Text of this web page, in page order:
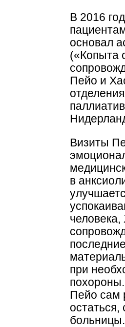
В 2016
основал
(«Копыта
Пейо и
Визиты
в
при
Пейо сам
больницы.